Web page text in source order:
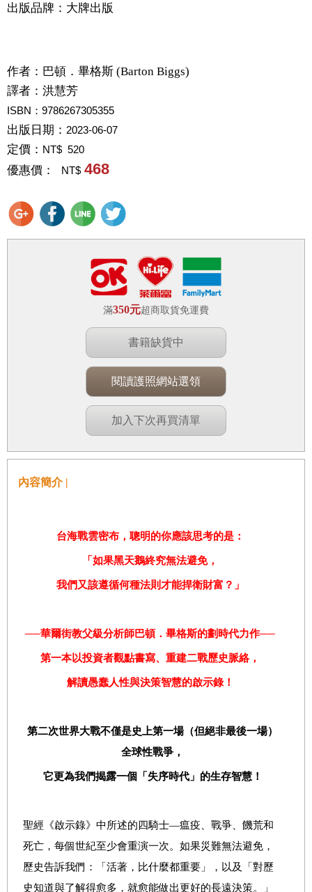
出版品牌：大牌出版
作者： 巴頓．畢格斯 (Barton Biggs)
譯者： 洪慧芳
ISBN：9786267305355
出版日期： 2023-06-07
定價： NT$ 520
優惠價： NT$ 468
滿350元超商取貨免運費
書籍缺貨中
閱讀護照網站選領
加入下次再買清單
內容簡介 |
台海戰雲密布，聰明的你應該思考的是：
「如果黑天鵝終究無法避免，
我們又該遵循何種法則才能捍衛財富？」
──華爾街教父級分析師巴頓．畢格斯的劃時代力作──
第一本以投資者觀點書寫、重建二戰歷史脈絡，
解讀愚蠢人性與決策智慧的啟示錄！
第二次世界大戰不僅是史上第一場（但絕非最後一場）
全球性戰爭，
它更為我們揭露一個「失序時代」的生存智慧！
聖經《啟示錄》中所述的四騎士—瘟疫、戰爭、饑荒和
死亡，每個世紀至少會重演一次。如果災難無法避免，
歷史告訴我們：「活著，比什麼都重要」，以及「對歷
史知道與了解得愈多，就愈能做出更好的長遠決策。」